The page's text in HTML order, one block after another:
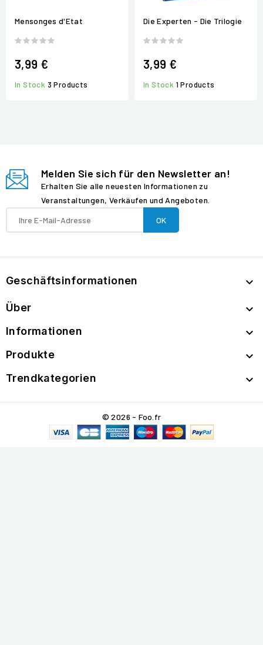
Mensonges d'Etat
3,99 €
In Stock 3 Products
Die Experten - Die Trilogie
3,99 €
In Stock 1 Products
Melden Sie sich für den Newsletter an!
Erhalten Sie alle neuesten Informationen zu
Veranstaltungen, Verkäufen und Angeboten.
Geschäftsinformationen 
Über 
Informationen 
Produkte 
Trendkategorien 
© 2026 - Foo.fr